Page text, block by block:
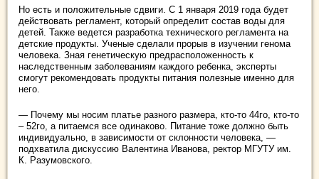
Но есть и положительные сдвиги. С 1 января 2019 года будет
действовать регламент, который определит состав воды для
детей. Также ведется разработка технического регламента на
детские продукты. Ученые сделали прорыв в изучении генома
человека. Зная генетическую предрасположенность к
наследственным заболеваниям каждого ребенка, эксперты
смогут рекомендовать продукты питания полезные именно для
него.
— Почему мы носим платье разного размера, кто-то 44го, кто-то
– 52го, а питаемся все одинаково. Питание тоже должно быть
индивидуально, в зависимости от склонности человека, —
подхватила дискуссию Валентина Иванова, ректор МГУТУ им.
К. Разумовского.